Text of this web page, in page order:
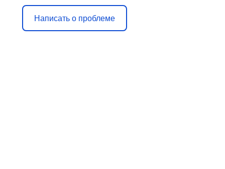
Написать о проблеме